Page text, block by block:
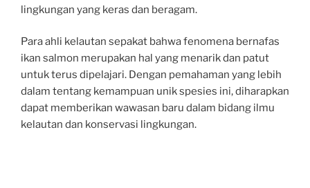
lingkungan yang keras dan beragam.
Para ahli kelautan sepakat bahwa fenomena bernafas
ikan salmon merupakan hal yang menarik dan patut
untuk terus dipelajari. Dengan pemahaman yang lebih
dalam tentang kemampuan unik spesies ini, diharapkan
dapat memberikan wawasan baru dalam bidang ilmu
kelautan dan konservasi lingkungan.